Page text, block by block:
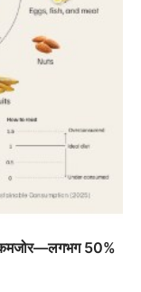
कमजोर—लगभग 50%